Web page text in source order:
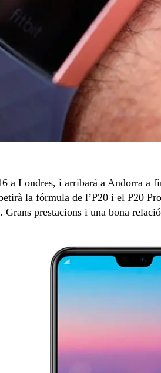
a Londres, i arribarà a Andorra a
la fórmula de l’P20 i el P20
prestacions i una bona